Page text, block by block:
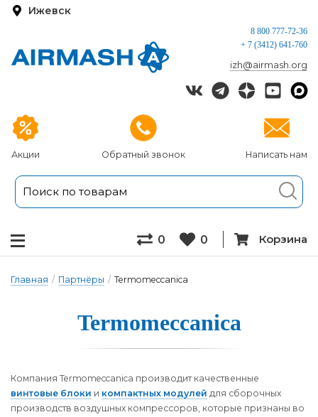
Ижевск
Акции Обратный звонок Написать нам
8 800 777-72-36
+ 7 (3412) 641-760
izh@airmash.org
0 0 Корзина
Главная / Партнёры / Termomeccanica
Termomeccanica
Компания Termomeccanica производит качественные
винтовые блоки и компактных модулей для сборочных
производств воздушных компрессоров, которые признаны во